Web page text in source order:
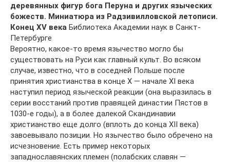
деревянных фигур бога Перуна и других языческих
божеств. Миниатюра из Радзивилловской летописи.
Конец XV века Библиотека Академии наук в Санкт-
Петербурге
Вероятно, какое-то время язычество могло бы
существовать на Руси как главный культ. Во всяком
случае, известно, что в соседней Польше после
принятия христианства в конце X — начале XI века
наступил период языческой реакции (она выразилась в
серии восстаний против правящей династии Пястов в
1030-е годы), а в более далекой Скандинавии
христианство еще долго (вплоть до конца XII века)
завоевывало позиции. Но язычество было обречено на
ис­чезновение. Есть пример некоторых
западнославянских племен (полабских славян —